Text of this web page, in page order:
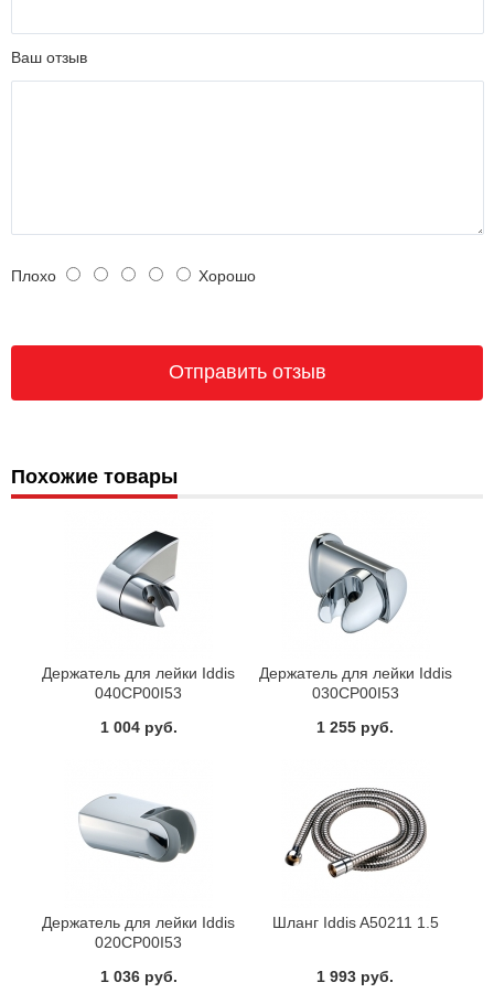
Ваш отзыв
Плохо Хорошо
Похожие товары
Держатель для лейки Iddis
040CP00I53
1 004 руб.
Держатель для лейки Iddis
030CP00I53
1 255 руб.
Держатель для лейки Iddis
020CP00I53
1 036 руб.
Шланг Iddis A50211 1.5
1 993 руб.